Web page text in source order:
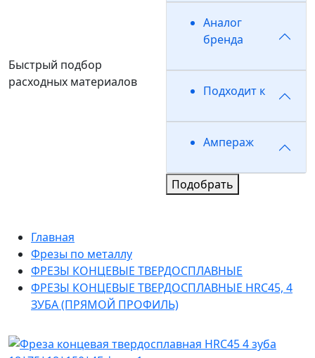
Быстрый подбор
расходных материалов
Аналог
бренда
Подходит к
Ампераж
Подобрать
Главная
Фрезы по металлу
ФРЕЗЫ КОНЦЕВЫЕ ТВЕРДОСПЛАВНЫЕ
ФРЕЗЫ КОНЦЕВЫЕ ТВЕРДОСПЛАВНЫЕ HRC45, 4
ЗУБА (ПРЯМОЙ ПРОФИЛЬ)